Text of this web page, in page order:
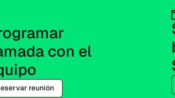
con el
reunión